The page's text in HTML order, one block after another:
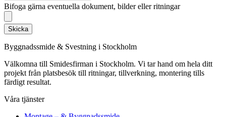
Bifoga gärna eventuella dokument, bilder eller ritningar
Skicka
Byggnadssmide & Svestning i Stockholm
Välkomna till Smidesfirman i Stockholm. Vi tar hand om hela ditt
projekt från platsbesök till ritningar, tillverkning, montering tills
färdigt resultat.
Våra tjänster